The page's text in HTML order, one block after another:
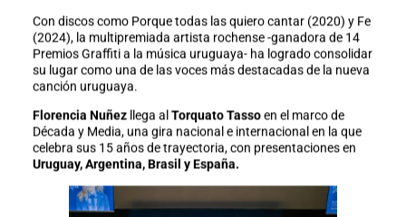
Con discos como Porque todas las quiero cantar (2020) y Fe
(2024), la multipremiada artista rochense -ganadora de 14
Premios Graffiti a la música uruguaya- ha logrado consolidar
su lugar como una de las voces más destacadas de la nueva
canción uruguaya.
Florencia Nuñezllega al Torquato Tassoen el marco de
Década y Media, una gira nacional e internacional en la que
celebra sus 15 años de trayectoria, con presentaciones en
Uruguay, Argentina, Brasil y España.